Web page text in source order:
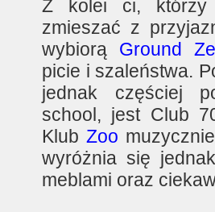
Z kolei ci,
zmieszać z
wybiorą Ground
picie i szaleństwa.
jednak częściej
school, jest Club
KlubZoo
wyróżnia się
meblami oraz